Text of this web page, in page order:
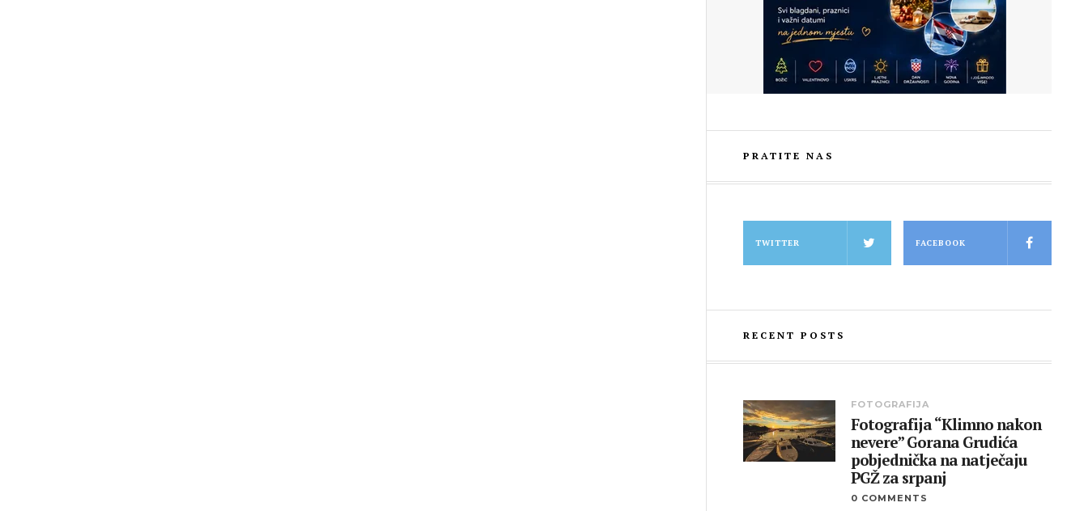
PRATITE NAS
TWITTER FACEBOOK
RECENT POSTS
FOTOGRAFIJA
Fotografija “Klimno nakon
nevere” Gorana Grudića
pobjednička na natječaju
PGŽ za srpanj
0 COMMENTS